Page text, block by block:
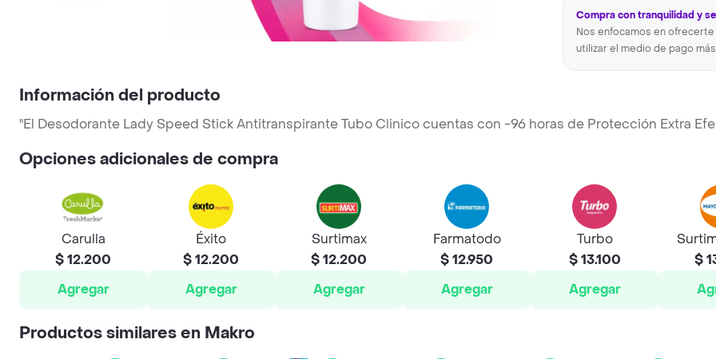
Compra con tranquilidad y
Nos enfocamos en
utilizar el medio de pago
Información del producto
"El Desodorante Lady Speed Stick Antitranspirante Tubo Clinico cuentas con -96 horas de Protección Extra Efe
Opciones adicionales de compra
Carulla
$ 12.200
Agregar
Éxito
$ 12.200
Agregar
Surtimax
$ 12.200
Agregar
Farmatodo
$ 12.950
Agregar
Turbo
$ 13.100
Agregar
$
Productos similares en Makro